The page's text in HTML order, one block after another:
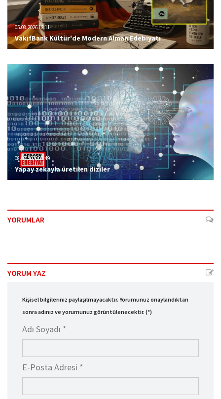
05.08.2026 12:11
VakıfBank Kültür'de Modern Alman Edebiyatı
08.08.2026 01:49
Yapay zekayla üretilen diziler
YORUMLAR
YORUM YAZ
Kişisel bilgileriniz paylaşılmayacaktır. Yorumunuz onaylandıktan
sonra adınız ve yorumunuz görüntülenecektir. (*)
Adı Soyadı *
E-Posta Adresi *